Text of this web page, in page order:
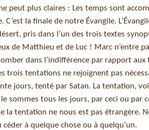
peut plus claires : Les temps sont
la finale de notre Évangile.
pris dans l’un des trois textes
de Matthieu et de Luc ! Marc n’entre
dans l’indifférence par rapport aux
trois tentations ne rejoignent pas
jours, tenté par Satan. La tentation,
sommes tous les jours, par ceci ou par
la tentation ne nous est pas étrangère.
à quelque chose ou à quelqu’un.